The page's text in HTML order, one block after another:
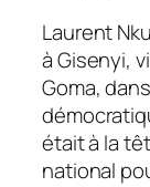
Laurent
à Gisenyi,
Goma,
était à la
national